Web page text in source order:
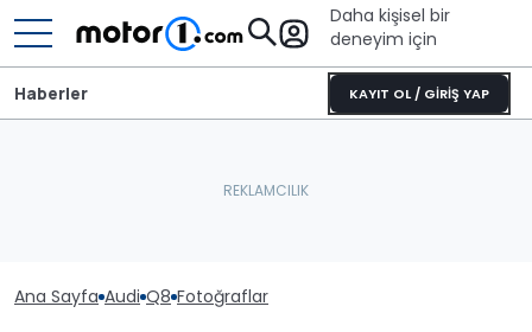
Daha kişisel bir
deneyim için
KAYIT OL / GİRİŞ YAP
Haberler
Ana Sayfa Audi Q8 Fotoğraflar